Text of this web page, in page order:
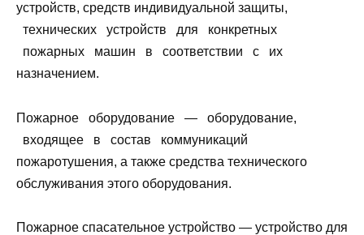
устройств, средств индивидуальной защиты,
технических устройств для конкретных
пожарных машин в соответствии с их
назначением.
Пожарное оборудование — оборудование,
входящее в состав коммуникаций
пожаротушения, а также средства технического
обслуживания этого оборудования.
Пожарное спасательное устройство — устройство для